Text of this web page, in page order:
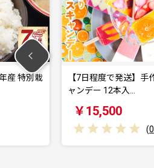
産 特別栽
【7日程度で発送】手
ャンデー 12本入…
￥15,500
(0